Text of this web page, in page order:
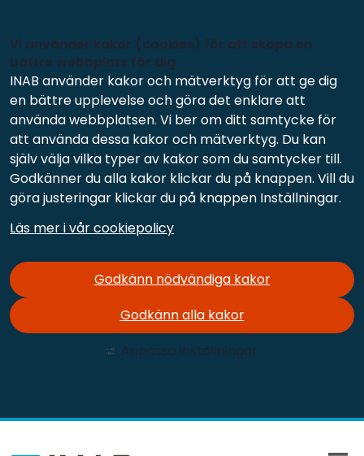
INAB använder kakor och mätverktyg för att ge dig
en bättre upplevelse och göra det enklare att
använda webbplatsen. Vi ber om ditt samtycke för
att använda dessa kakor och mätverktyg. Du kan
själv välja vilka typer av kakor som du samtycker till.
Godkänner du alla kakor klickar du på knappen. Vill du
göra justeringar klickar du på knappen Inställningar.
Läs mer i vår cookiepolicy
Godkänn nödvändiga kakor
Godkänn alla kakor